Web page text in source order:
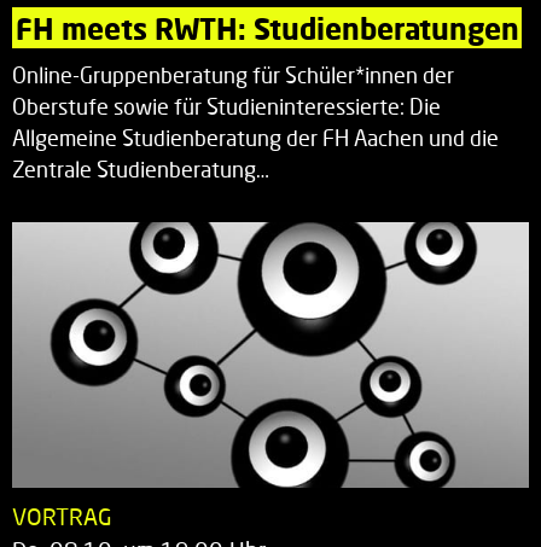
FH meets RWTH: Studienberatungen
Online-Gruppenberatung für Schüler*innen der
Oberstufe sowie für Studieninteressierte: Die
Allgemeine Studienberatung der FH Aachen und die
Zentrale Studienberatung…
VORTRAG